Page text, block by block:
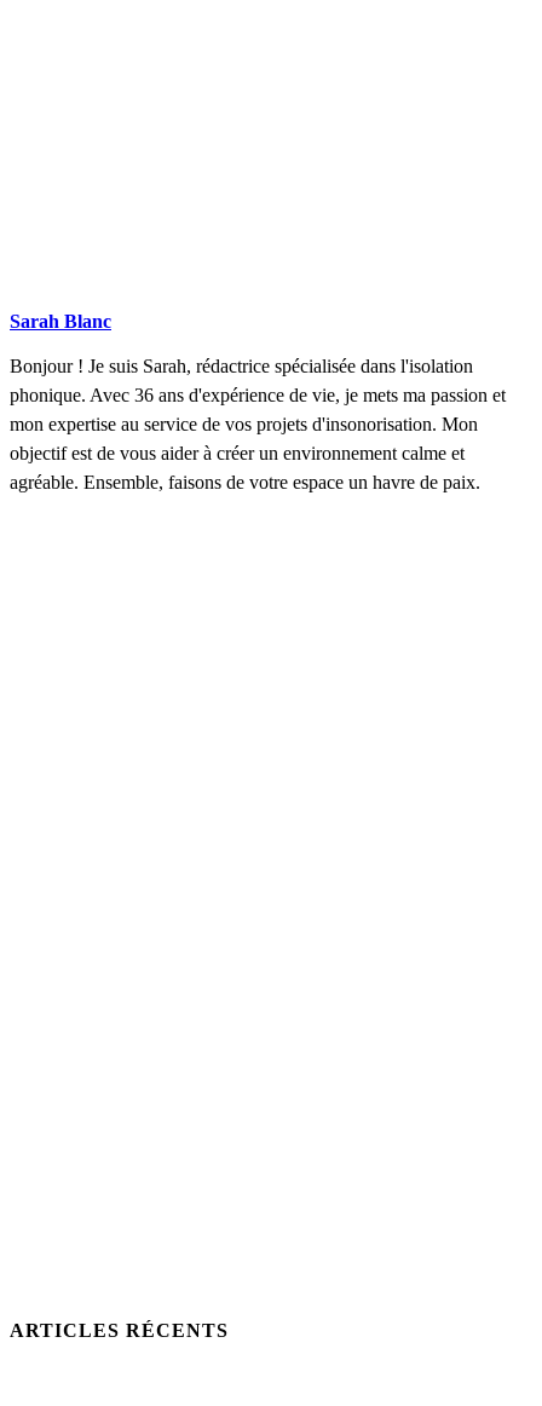
Sarah Blanc
Bonjour ! Je suis Sarah, rédactrice spécialisée dans l'isolation
phonique. Avec 36 ans d'expérience de vie, je mets ma passion et
mon expertise au service de vos projets d'insonorisation. Mon
objectif est de vous aider à créer un environnement calme et
agréable. Ensemble, faisons de votre espace un havre de paix.
ARTICLES RÉCENTS